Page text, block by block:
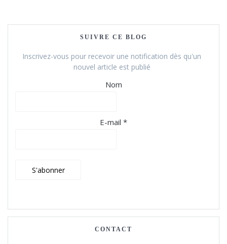
SUIVRE CE BLOG
Inscrivez-vous pour recevoir une notification dès qu'un
nouvel article est publié
Nom
E-mail *
CONTACT